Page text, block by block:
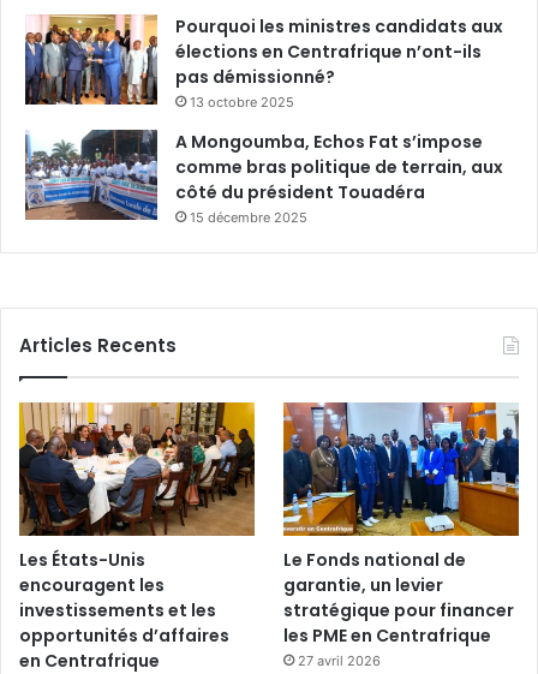
Pourquoi les ministres candidats aux
élections en Centrafrique n’ont-ils
pas démissionné?
13 octobre 2025
A Mongoumba, Echos Fat s’impose
comme bras politique de terrain, aux
côté du président Touadéra
15 décembre 2025
Articles Recents
Les États-Unis
encouragent les
investissements et les
opportunités d’affaires
en Centrafrique
Le Fonds national de
garantie, un levier
stratégique pour financer
les PME en Centrafrique
27 avril 2026